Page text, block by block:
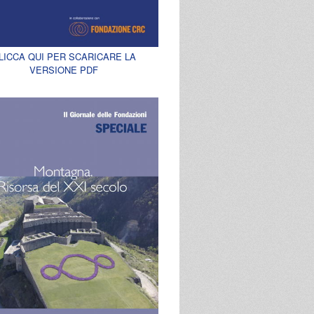
QUI PER SCARICARE LA
VERSIONE PDF